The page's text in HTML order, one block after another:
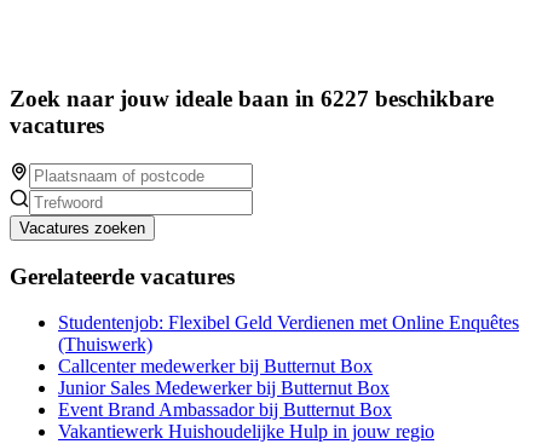
Zoek naar jouw ideale baan in 6227 beschikbare
vacatures
Vacatures zoeken
Gerelateerde vacatures
Studentenjob: Flexibel Geld Verdienen met Online Enquêtes
(Thuiswerk)
Callcenter medewerker bij Butternut Box
Junior Sales Medewerker bij Butternut Box
Event Brand Ambassador bij Butternut Box
Vakantiewerk Huishoudelijke Hulp in jouw regio